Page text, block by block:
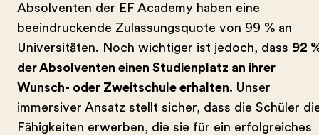
Absolventen der EF Academy haben eine
beeindruckende Zulassungsquote von 99 % an
Universitäten. Noch wichtiger ist jedoch, dass 92
der Absolventen einen Studienplatz an ihrer
Wunsch- oder Zweitschule erhalten. Unser
immersiver Ansatz stellt sicher, dass die Schüler
Fähigkeiten erwerben, die sie für ein erfolgreiches